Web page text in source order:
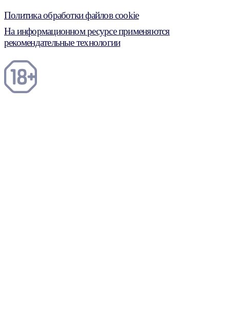
Политика обработки файлов cookie
На информационном ресурсе применяются
рекомендательные технологии